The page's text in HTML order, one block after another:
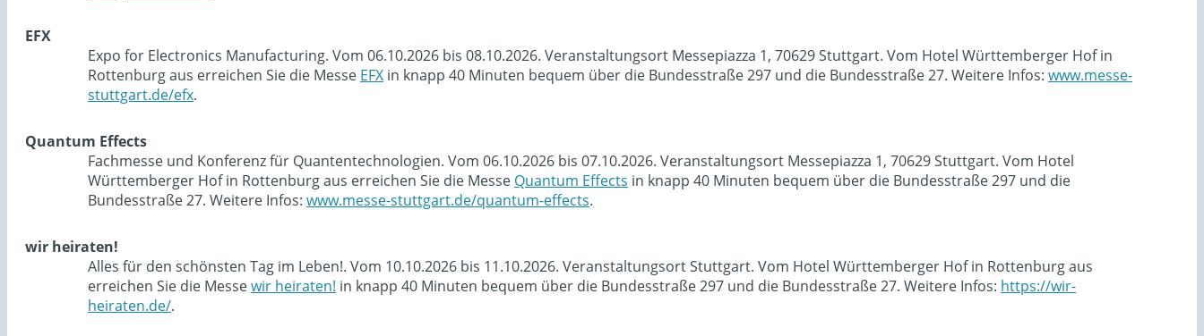
EFX
Expo for Electronics Manufacturing. Vom 06.10.2026 bis 08.10.2026. Veranstaltungsort Messepiazza 1, 70629 Stuttgart. Vom Hotel Württemberger Hof in
Rottenburg aus erreichen Sie die Messe EFX in knapp 40 Minuten bequem über die Bundesstraße 297 und die Bundesstraße 27. Weitere Infos: www.messe-
stuttgart.de/efx.
Quantum Effects
Fachmesse und Konferenz für Quantentechnologien. Vom 06.10.2026 bis 07.10.2026. Veranstaltungsort Messepiazza 1, 70629 Stuttgart. Vom Hotel
Württemberger Hof in Rottenburg aus erreichen Sie die Messe Quantum Effects in knapp 40 Minuten bequem über die Bundesstraße 297 und die
Bundesstraße 27. Weitere Infos: www.messe-stuttgart.de/quantum-effects.
wir heiraten!
Alles für den schönsten Tag im Leben!. Vom 10.10.2026 bis 11.10.2026. Veranstaltungsort Stuttgart. Vom Hotel Württemberger Hof in Rottenburg aus
erreichen Sie die Messewir heiraten! in knapp 40 Minuten bequem über die Bundesstraße 297 und die Bundesstraße 27. Weitere Infos: https://wir-
heiraten.de/.